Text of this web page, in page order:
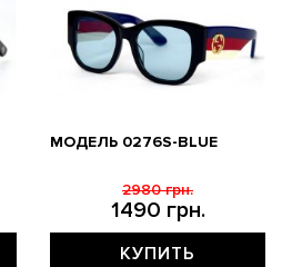
МОДЕЛЬ 0276S-BLUE
1490 грн.
2980 грн.
КУПИТЬ